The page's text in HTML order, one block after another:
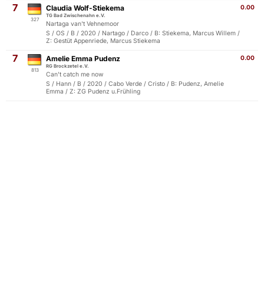
7
327
0.00
Claudia Wolf-Stiekema
TG Bad Zwischenahn e.V.
Nartaga van't Vehnemoor
S / OS / B / 2020 / Nartago / Darco / B: Stiekema, Marcus Willem /
Z: Gestüt Appenriede, Marcus Stiekema
7
813
0.00
Amelie Emma Pudenz
RG Brockzetel e.V.
Can't catch me now
S / Hann / B / 2020 / Cabo Verde / Cristo / B: Pudenz, Amelie
Emma / Z: ZG Pudenz u.Frühling